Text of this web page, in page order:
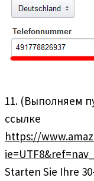
11. (Выполняем
ссылке
https://
Starten Sie Ihre